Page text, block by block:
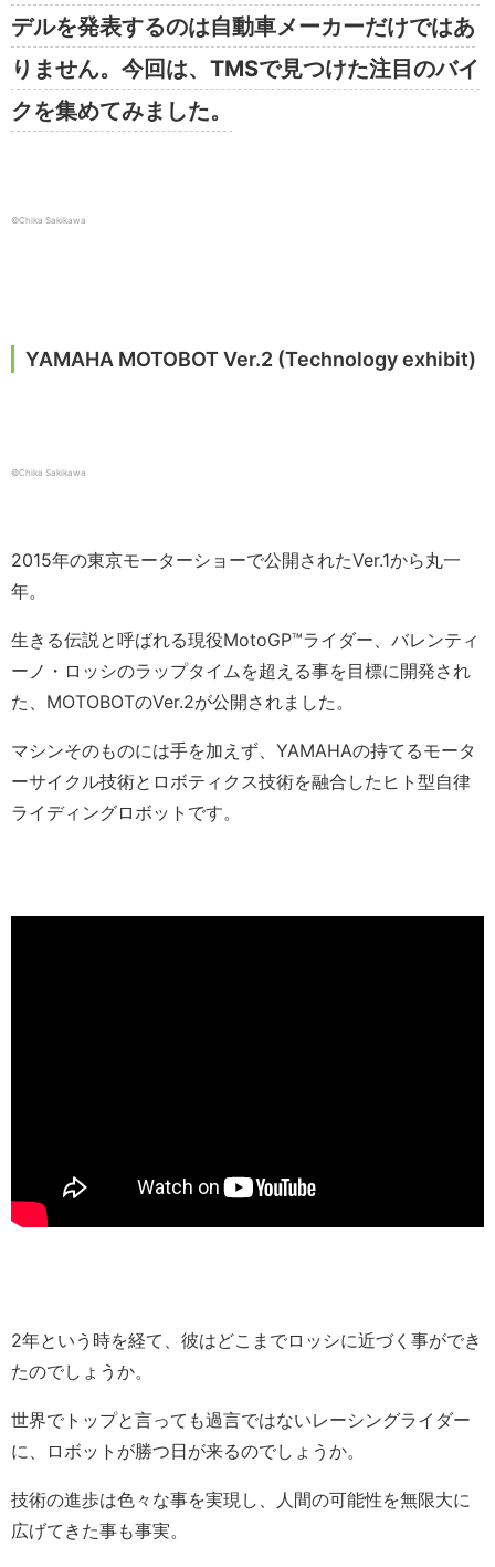
デルを発表するのは自動車メーカーだけではあ
りません。今回は、TMSで見つけた注目のバイ
クを集めてみました。
©Chika Sakikawa
YAMAHA MOTOBOT Ver.2 (Technology exhibit)
©Chika Sakikawa
2015年の東京モーターショーで公開されたVer.1から丸一
年。
生きる伝説と呼ばれる現役MotoGP™ライダー、バレンティ
ーノ・ロッシのラップタイムを超える事を目標に開発され
た、MOTOBOTのVer.2が公開されました。
マシンそのものには手を加えず、YAMAHAの持てるモータ
ーサイクル技術とロボティクス技術を融合したヒト型自律
ライディングロボットです。
2年という時を経て、彼はどこまでロッシに近づく事ができ
たのでしょうか。
世界でトップと言っても過言ではないレーシングライダー
に、ロボットが勝つ日が来るのでしょうか。
技術の進歩は色々な事を実現し、人間の可能性を無限大に
広げてきた事も事実。